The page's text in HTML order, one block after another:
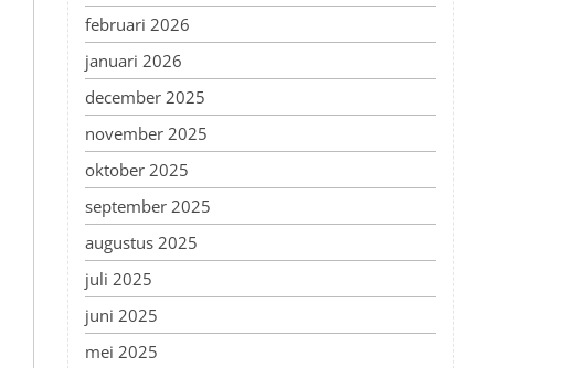
februari 2026
januari 2026
december 2025
november 2025
oktober 2025
september 2025
augustus 2025
juli 2025
juni 2025
mei 2025